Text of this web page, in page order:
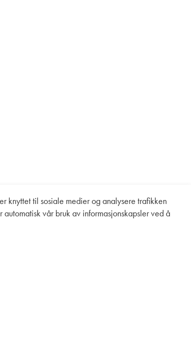
knyttet til sosiale medier og analysere trafikken
vår bruk av informasjonskapsler ved å